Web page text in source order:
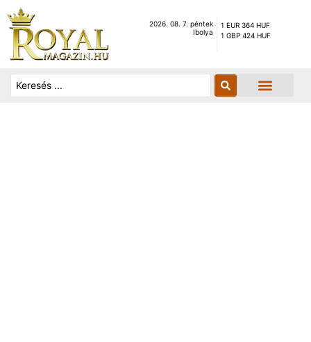
2026. 08. 7. péntek
Ibolya
1 EUR 364 HUF
1 GBP 424 HUF